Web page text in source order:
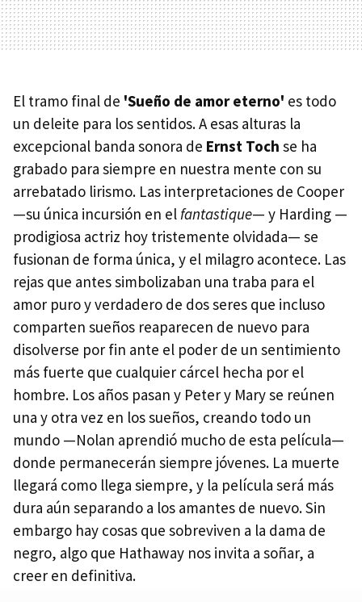
El tramo final de 'Sueño de amor eterno' es todo
un deleite para los sentidos. A esas alturas la
excepcional banda sonora de Ernst Toch se ha
grabado para siempre en nuestra mente con su
arrebatado lirismo. Las interpretaciones de Cooper
—su única incursión en el fantastique— y Harding —
prodigiosa actriz hoy tristemente olvidada— se
fusionan de forma única, y el milagro acontece. Las
rejas que antes simbolizaban una traba para el
amor puro y verdadero de dos seres que incluso
comparten sueños reaparecen de nuevo para
disolverse por fin ante el poder de un sentimiento
más fuerte que cualquier cárcel hecha por el
hombre. Los años pasan y Peter y Mary se reúnen
una y otra vez en los sueños, creando todo un
mundo —Nolan aprendió mucho de esta película—
donde permanecerán siempre jóvenes. La muerte
llegará como llega siempre, y la película será más
dura aún separando a los amantes de nuevo. Sin
embargo hay cosas que sobreviven a la dama de
negro, algo que Hathaway nos invita a soñar, a
creer en definitiva.